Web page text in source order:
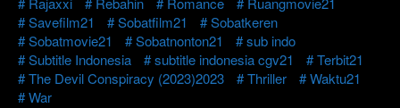
Savefilm21
Sobatfilm21
Sobatkeren
Sobatmovie21
Sobatnonton21
sub indo
Subtitle Indonesia
subtitle indonesia cgv21
Terbit21
The Devil Conspiracy (2023)2023
Thriller
Waktu21
War